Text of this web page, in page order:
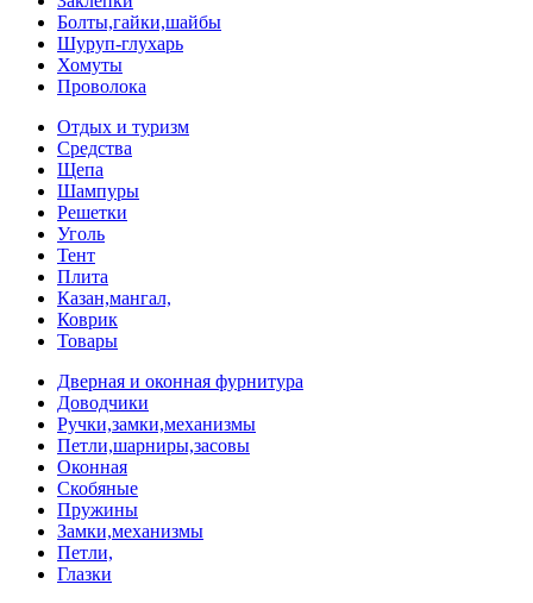
Болты,гайки,шайбы
Шуруп-глухарь
Хомуты
Проволока
Отдых и туризм
Средства
Щепа
Шампуры
Решетки
Уголь
Тент
Плита
Казан,мангал,
Коврик
Товары
Дверная и оконная фурнитура
Доводчики
Ручки,замки,механизмы
Петли,шарниры,засовы
Оконная
Скобяные
Пружины
Замки,механизмы
Петли,
Глазки